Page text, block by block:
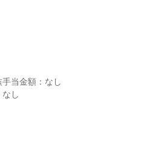
当金額：なし
し